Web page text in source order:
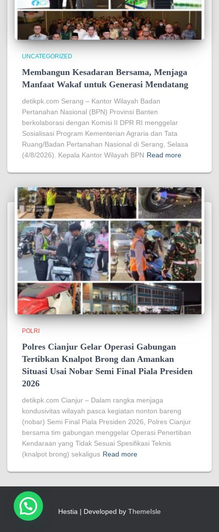
UNCATEGORIZED
Membangun Kesadaran Bersama, Menjaga
Manfaat Wakaf untuk Generasi Mendatang
detikpk.com Serang – Kantor Wilayah Badan
Pertanahan Nasional (BPN) Provinsi Banten
berkolaborasi dengan Komisi II DPR RI menggelar
Sosialisasi Program Kementerian Agraria dan Tata
Ruang/Badan Pertanahan Nasional di Serang, Selasa
(4/8/2026). Kepala Kantor Wilayah BPN Read more
POLRI
Polres Cianjur Gelar Operasi Gabungan
Tertibkan Knalpot Brong dan Amankan
Situasi Usai Nobar Semi Final Piala Presiden
2026
detikpk.com Cianjur – Dalam rangka menjaga
kondusivitas wilayah pasca kegiatan nonton bareng
(nobar) Semi Final Piala Presiden 2026, Polres Cianjur
bersama tim gabungan menggelar Operasi Penertiban
Kendaraan yang Tidak Sesuai Spesifikasi Teknis
(knalpot brong) sekaligus Read more
Hestia | Developed by ThemeIsle